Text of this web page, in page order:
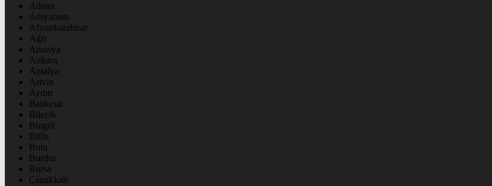
Adana
Adıyaman
Afyonkarahisar
Ağrı
Amasya
Ankara
Antalya
Artvin
Aydın
Balıkesir
Bilecik
Bingöl
Bitlis
Bolu
Burdur
Bursa
Çanakkale